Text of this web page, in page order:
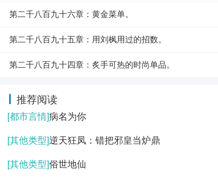
第二千八百九十六章：黄金菜单。
第二千八百九十五章：用刘枫用过的招数。
第二千八百九十四章：炙手可热的时尚单品。
推荐阅读
[都市言情]病名为你
[其他类型]逆天狂凤：错把邪皇当炉鼎
[其他类型]俗世地仙